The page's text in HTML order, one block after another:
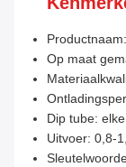
Op maat
Dip tube:
Uitvoer: 0,8-